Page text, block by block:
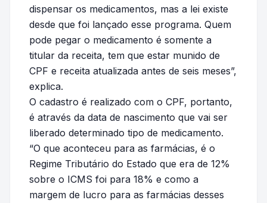
dispensar os medicamentos, mas a lei existe
desde que foi lançado esse programa. Quem
pode pegar o medicamento é somente a
titular da receita, tem que estar munido de
CPF e receita atualizada antes de seis meses”,
explica.
O cadastro é realizado com o CPF, portanto,
é através da data de nascimento que vai ser
liberado determinado tipo de medicamento.
“O que aconteceu para as farmácias, é o
Regime Tributário do Estado que era de 12%
sobre o ICMS foi para 18% e como a
margem de lucro para as farmácias desses